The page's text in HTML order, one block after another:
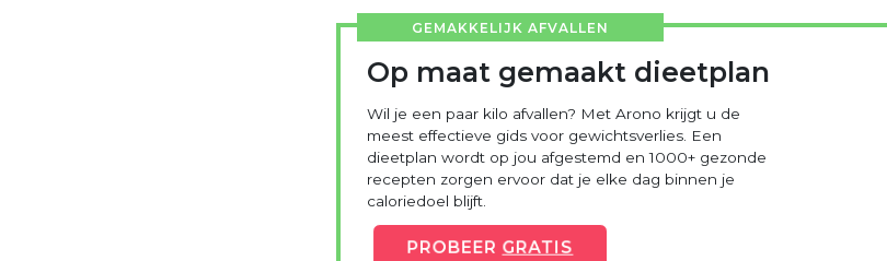
GEMAKKELIJK AFVALLEN
Op maat gemaakt dieetplan
Wil je een paar kilo afvallen? Met Arono krijgt u de
meest effectieve gids voor gewichtsverlies. Een
dieetplan wordt op jou afgestemd en 1000+ gezonde
recepten zorgen ervoor dat je elke dag binnen je
caloriedoel blijft.
PROBEER GRATIS